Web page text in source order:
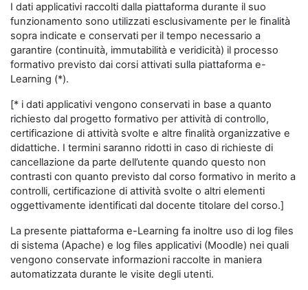
I dati applicativi raccolti dalla piattaforma durante il suo
funzionamento sono utilizzati esclusivamente per le finalità
sopra indicate e conservati per il tempo necessario a
garantire (continuità, immutabilità e veridicità) il processo
formativo previsto dai corsi attivati sulla piattaforma e-
Learning (*).
[* i dati applicativi vengono conservati in base a quanto
richiesto dal progetto formativo per attività di controllo,
certificazione di attività svolte e altre finalità organizzative e
didattiche. I termini saranno ridotti in caso di richieste di
cancellazione da parte dell’utente quando questo non
contrasti con quanto previsto dal corso formativo in merito a
controlli, certificazione di attività svolte o altri elementi
oggettivamente identificati dal docente titolare del corso.]
La presente piattaforma e-Learning fa inoltre uso di log files
di sistema (Apache) e log files applicativi (Moodle) nei quali
vengono conservate informazioni raccolte in maniera
automatizzata durante le visite degli utenti.